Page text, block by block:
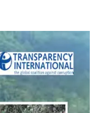
leur capacité.